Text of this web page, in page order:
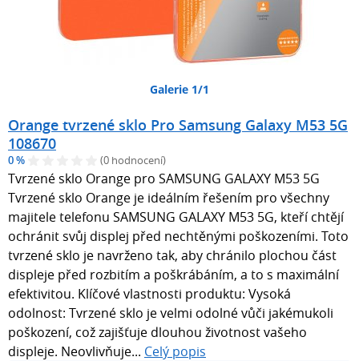
Galerie 1/1
Orange tvrzené sklo Pro Samsung Galaxy M53 5G
108670
0 % (0 hodnocení)
Tvrzené sklo Orange pro SAMSUNG GALAXY M53 5G
Tvrzené sklo Orange je ideálním řešením pro všechny
majitele telefonu SAMSUNG GALAXY M53 5G, kteří chtějí
ochránit svůj displej před nechtěnými poškozeními. Toto
tvrzené sklo je navrženo tak, aby chránilo plochou část
displeje před rozbitím a poškrábáním, a to s maximální
efektivitou. Klíčové vlastnosti produktu: Vysoká
odolnost: Tvrzené sklo je velmi odolné vůči jakémukoli
poškození, což zajišťuje dlouhou životnost vašeho
displeje. Neovlivňuje... Celý popis